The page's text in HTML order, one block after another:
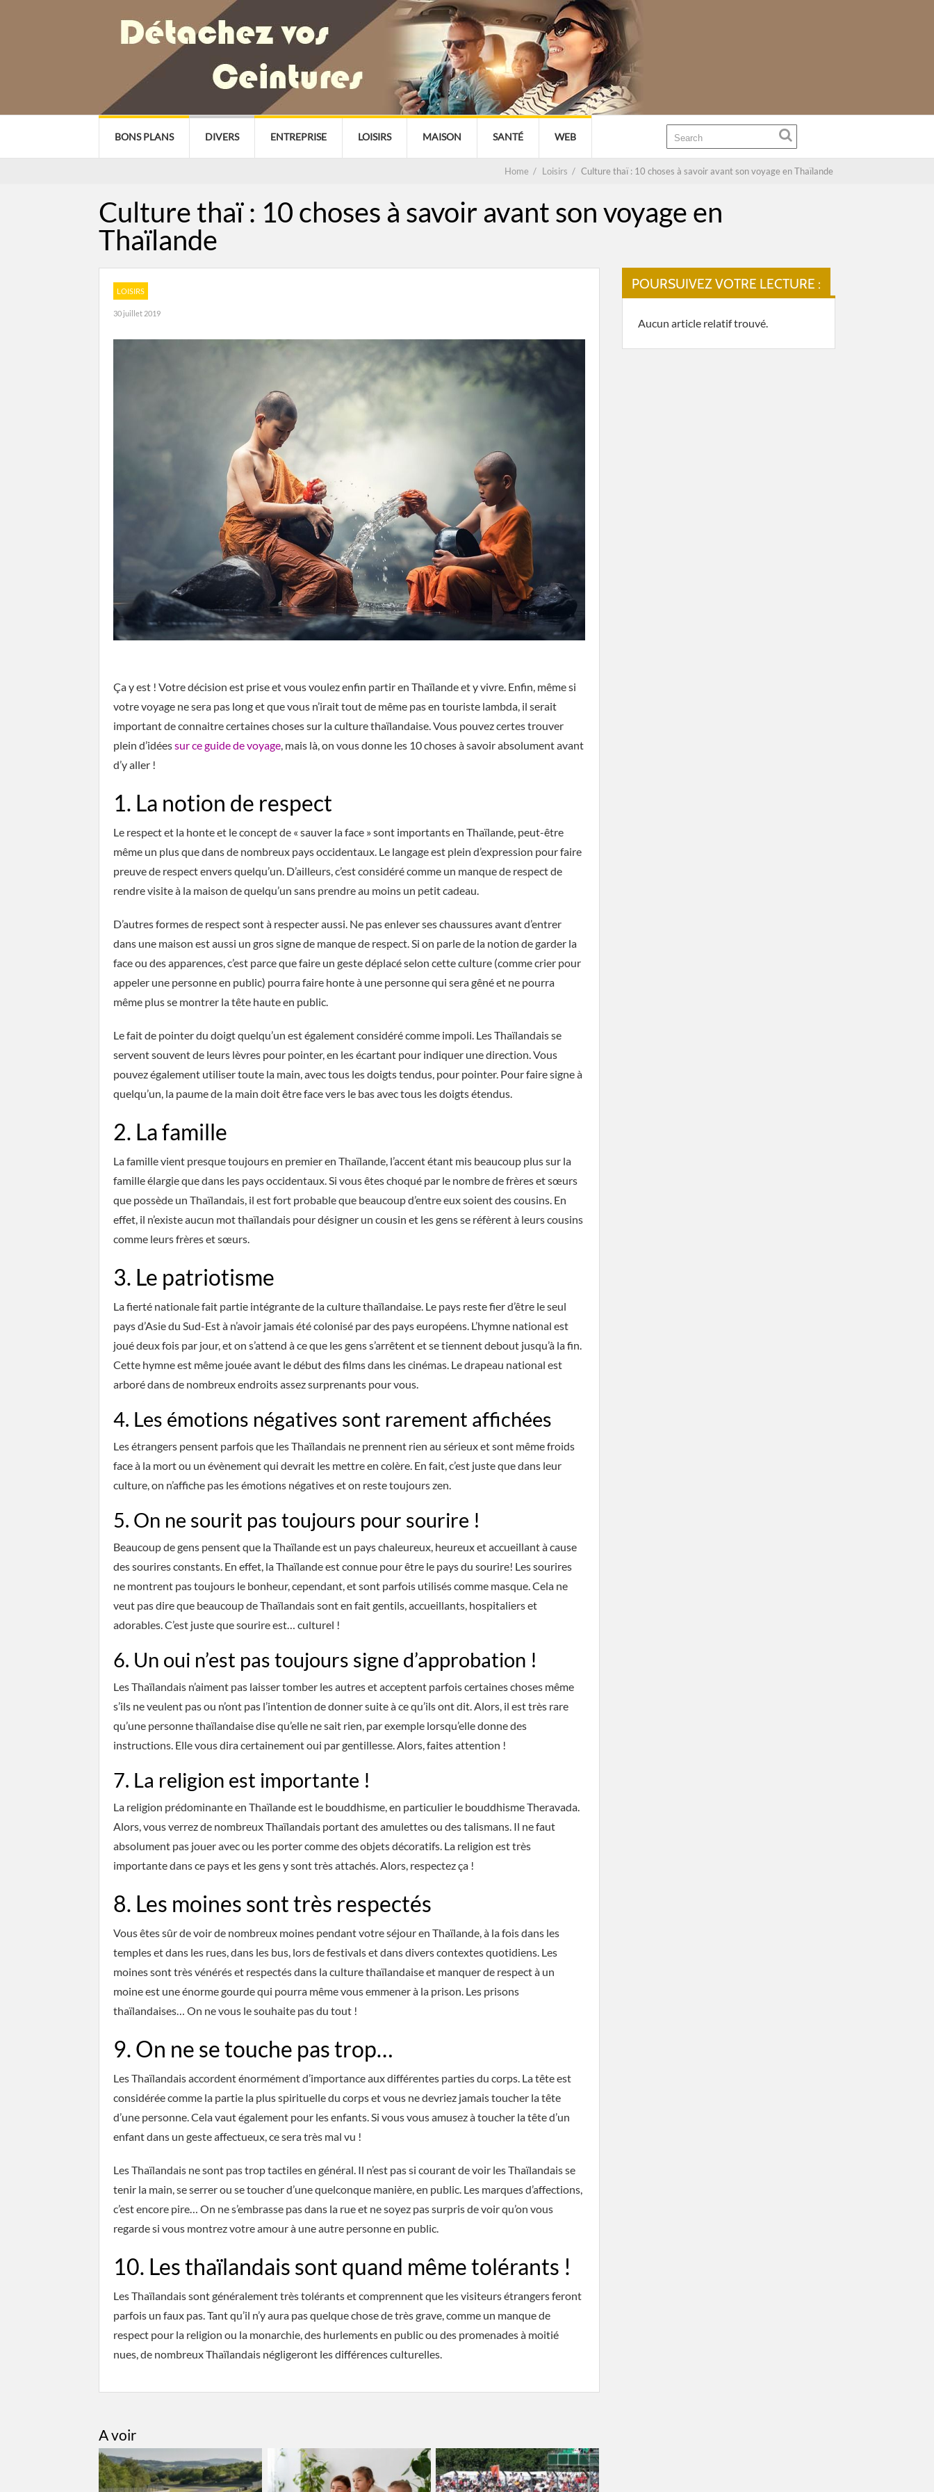
BONS PLANS DIVERS ENTREPRISE LOISIRS MAISON SANTÉ WEB
Home / Loisirs / Culture thaï : 10 choses à savoir avant son voyage en Thaïlande
Culture thaï : 10 choses à savoir avant son voyage en
Thaïlande
LOISIRS
30 juillet 2019
Ça y est ! Votre décision est prise et vous voulez enfin partir en Thaïlande et y vivre. Enfin, même si
votre voyage ne sera pas long et que vous n’irait tout de même pas en touriste lambda, il serait
important de connaitre certaines choses sur la culture thaïlandaise. Vous pouvez certes trouver
plein d’idéessur ce guide de voyage, mais là, on vous donne les 10 choses à savoir absolument avant
d’y aller !
1. La notion de respect
Le respect et la honte et le concept de « sauver la face » sont importants en Thaïlande, peut-être
même un plus que dans de nombreux pays occidentaux. Le langage est plein d’expression pour faire
preuve de respect envers quelqu’un. D’ailleurs, c’est considéré comme un manque de respect de
rendre visite à la maison de quelqu’un sans prendre au moins un petit cadeau.
D’autres formes de respect sont à respecter aussi. Ne pas enlever ses chaussures avant d’entrer
dans une maison est aussi un gros signe de manque de respect. Si on parle de la notion de garder la
face ou des apparences, c’est parce que faire un geste déplacé selon cette culture (comme crier pour
appeler une personne en public) pourra faire honte à une personne qui sera gêné et ne pourra
même plus se montrer la tête haute en public.
Le fait de pointer du doigt quelqu’un est également considéré comme impoli. Les Thaïlandais se
servent souvent de leurs lèvres pour pointer, en les écartant pour indiquer une direction. Vous
pouvez également utiliser toute la main, avec tous les doigts tendus, pour pointer. Pour faire signe à
quelqu’un, la paume de la main doit être face vers le bas avec tous les doigts étendus.
2. La famille
La famille vient presque toujours en premier en Thaïlande, l’accent étant mis beaucoup plus sur la
famille élargie que dans les pays occidentaux. Si vous êtes choqué par le nombre de frères et sœurs
que possède un Thaïlandais, il est fort probable que beaucoup d’entre eux soient des cousins. En
effet, il n’existe aucun mot thaïlandais pour désigner un cousin et les gens se réfèrent à leurs cousins
​​comme leurs frères et sœurs.
3. Le patriotisme
La fierté nationale fait partie intégrante de la culture thaïlandaise. Le pays reste fier d’être le seul
pays d’Asie du Sud-Est à n’avoir jamais été colonisé par des pays européens. L’hymne national est
joué deux fois par jour, et on s’attend à ce que les gens s’arrêtent et se tiennent debout jusqu’à la fin.
Cette hymne est même jouée avant le début des films dans les cinémas. Le drapeau national est
arboré dans de nombreux endroits assez surprenants pour vous.
4. Les émotions négatives sont rarement affichées
Les étrangers pensent parfois que les Thaïlandais ne prennent rien au sérieux et sont même froids
face à la mort ou un évènement qui devrait les mettre en colère. En fait, c’est juste que dans leur
culture, on n’affiche pas les émotions négatives et on reste toujours zen.
5. On ne sourit pas toujours pour sourire !
Beaucoup de gens pensent que la Thaïlande est un pays chaleureux, heureux et accueillant à cause
des sourires constants. En effet, la Thaïlande est connue pour être le pays du sourire! Les sourires
ne montrent pas toujours le bonheur, cependant, et sont parfois utilisés comme masque. Cela ne
veut pas dire que beaucoup de Thaïlandais sont en fait gentils, accueillants, hospitaliers et
adorables. C’est juste que sourire est… culturel !
6. Un oui n’est pas toujours signe d’approbation !
Les Thaïlandais n’aiment pas laisser tomber les autres et acceptent parfois certaines choses même
s’ils ne veulent pas ou n’ont pas l’intention de donner suite à ce qu’ils ont dit. Alors, il est très rare
qu’une personne thaïlandaise dise qu’elle ne sait rien, par exemple lorsqu’elle donne des
instructions. Elle vous dira certainement oui par gentillesse. Alors, faites attention !
7. La religion est importante !
La religion prédominante en Thaïlande est le bouddhisme, en particulier le bouddhisme Theravada.
Alors, vous verrez de nombreux Thaïlandais portant des amulettes ou des talismans. Il ne faut
absolument pas jouer avec ou les porter comme des objets décoratifs. La religion est très
importante dans ce pays et les gens y sont très attachés. Alors, respectez ça !
8. Les moines sont très respectés
Vous êtes sûr de voir de nombreux moines pendant votre séjour en Thaïlande, à la fois dans les
temples et dans les rues, dans les bus, lors de festivals et dans divers contextes quotidiens. Les
moines sont très vénérés et respectés dans la culture thaïlandaise et manquer de respect à un
moine est une énorme gourde qui pourra même vous emmener à la prison. Les prisons
thaïlandaises… On ne vous le souhaite pas du tout !
9. On ne se touche pas trop…
Les Thaïlandais accordent énormément d’importance aux différentes parties du corps. La tête est
considérée comme la partie la plus spirituelle du corps et vous ne devriez jamais toucher la tête
d’une personne. Cela vaut également pour les enfants. Si vous vous amusez à toucher la tête d’un
enfant dans un geste affectueux, ce sera très mal vu !
Les Thaïlandais ne sont pas trop tactiles en général. Il n’est pas si courant de voir les Thaïlandais se
tenir la main, se serrer ou se toucher d’une quelconque manière, en public. Les marques d’affections,
c’est encore pire… On ne s’embrasse pas dans la rue et ne soyez pas surpris de voir qu’on vous
regarde si vous montrez votre amour à une autre personne en public.
10. Les thaïlandais sont quand même tolérants !
Les Thaïlandais sont généralement très tolérants et comprennent que les visiteurs étrangers feront
parfois un faux pas. Tant qu’il n’y aura pas quelque chose de très grave, comme un manque de
respect pour la religion ou la monarchie, des hurlements en public ou des promenades à moitié
nues, de nombreux Thaïlandais négligeront les différences culturelles.
A voir
POURSUIVEZ VOTRE LECTURE :
Aucun article relatif trouvé.